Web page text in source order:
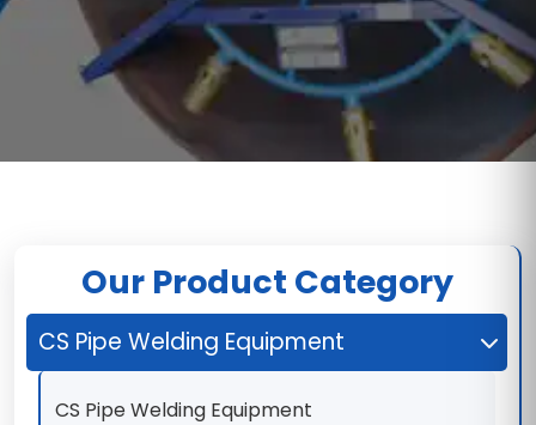
Our Product Category
CS Pipe Welding Equipment
CS Pipe Welding Equipment